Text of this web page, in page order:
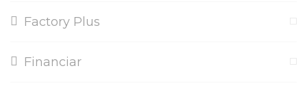
Factory Plus
Financiar